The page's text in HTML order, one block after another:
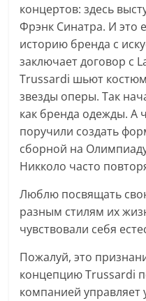
концертов: здесь
Фрэнк Синатра. И это
историю бренда с
заключает договор с
Trussardi шьют
звезды оперы. Так
как бренда одежды. А
поручили создать
сборной на
Никколо часто
Люблю посвящать
разным стилям их
чувствовали себя
Пожалуй, это
концепцию Trussardi
компанией